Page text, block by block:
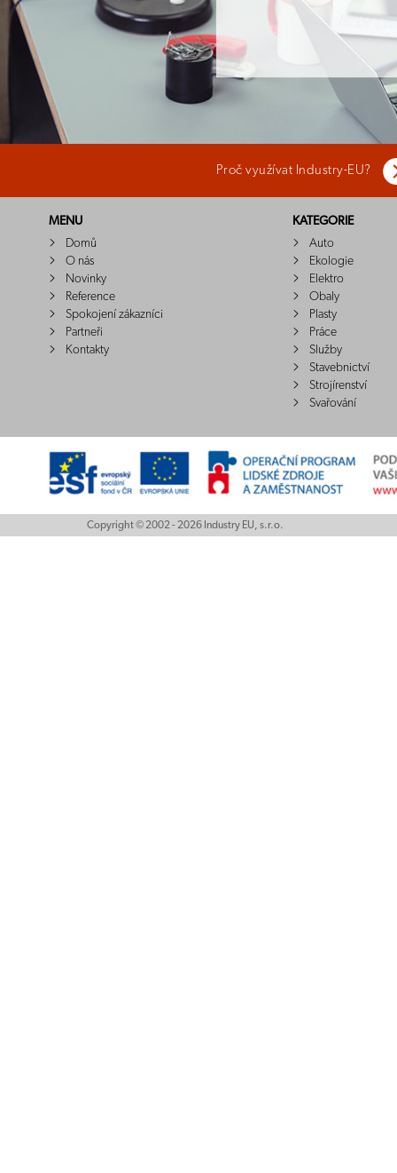
Proč využívat Industry-EU?
MENU
Domů
O nás
Novinky
Reference
Spokojení zákazníci
Partneři
Kontakty
KATEGORIE
Auto
Ekologie
Elektro
Obaly
Plasty
Práce
Služby
Stavebnictví
Strojírenství
Svařování
Copyright © 2002 - 2026 Industry EU, s.r.o.